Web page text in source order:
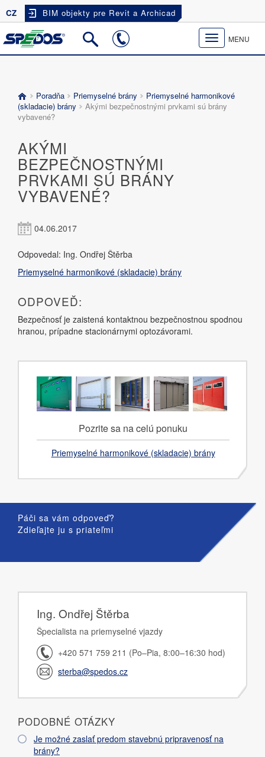
CZ BIM objekty pre Revit a Archicad
Toggle
navigation
MENU
Poradňa Priemyselné brány
Priemyselné harmonikové
(skladacie) brány
Akými bezpečnostnými prvkami sú brány
vybavené?
AKÝMI
BEZPEČNOSTNÝMI
PRVKAMI SÚ BRÁNY
VYBAVENÉ?
04.06.2017
Odpovedal: Ing. Ondřej Štěrba
Priemyselné harmonikové (skladacie) brány
ODPOVEĎ:
Bezpečnosť je zaistená kontaktnou bezpečnostnou spodnou
hranou, prípadne stacionárnymi optozávorami.
Pozrite sa na celú ponuku
Priemyselné harmonikové (skladacie) brány
Páči sa vám odpoveď?
Zdieľajte ju s priateľmi
Ing. Ondřej Štěrba
Špecialista na priemyselné vjazdy
+420 571 759 211 (Po–Pia, 8:00–16:30 hod)
sterba@spedos.cz
PODOBNÉ OTÁZKY
Je možné zaslať predom stavebnú pripravenosť na
brány?